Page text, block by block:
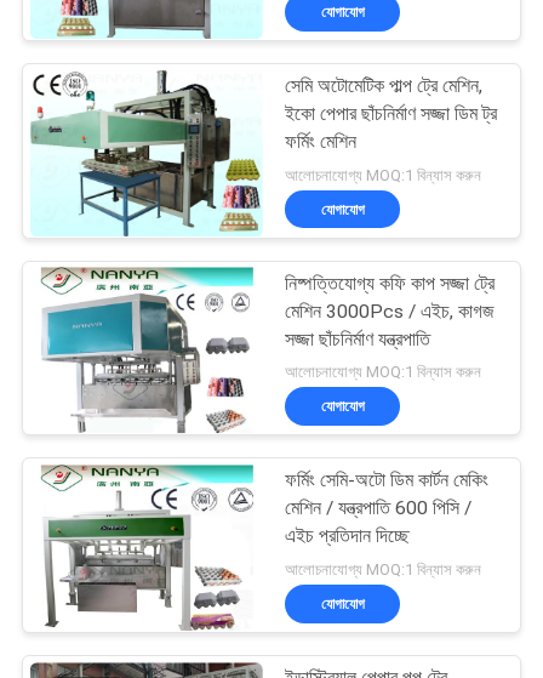
কারখানা
ভ্রমণ
নিয়ন্ত্রণ
যোগাযোগ
করুন
খবর
সাইট
ম্যাপ
PRIVACY
POLICY
ডিম ট্রে মেশিন
67
প্যাকেজিং মেশিন
16
63
যোগাযোগ
সেমি অটোমেটিক পাল্প ট্রে মেশিন,
ইকো পেপার ছাঁচনির্মাণ সজ্জা ডিম ট্র
ফর্মিং মেশিন
আলোচনাযোগ্য MOQ:1 বিন্যাস করুন
যোগাযোগ
নিষ্পত্তিযোগ্য কফি কাপ সজ্জা ট্রে
মেশিন 3000Pcs / এইচ, কাগজ
সজ্জা ছাঁচনির্মাণ যন্ত্রপাতি
আলোচনাযোগ্য MOQ:1 বিন্যাস করুন
যোগাযোগ
ফর্মিং সেমি-অটো ডিম কার্টন মেকিং
মেশিন / যন্ত্রপাতি 600 পিসি /
এইচ প্রতিদান দিচ্ছে
আলোচনাযোগ্য MOQ:1 বিন্যাস করুন
যোগাযোগ